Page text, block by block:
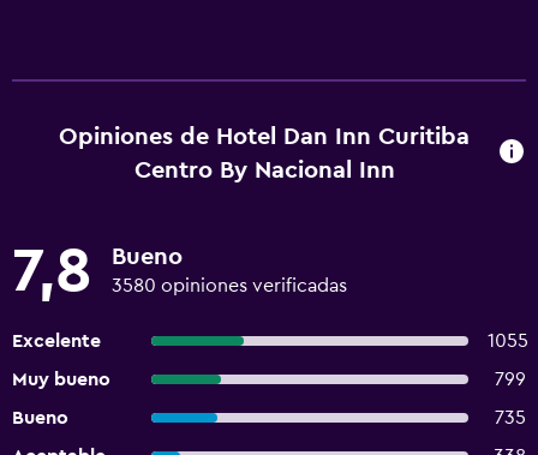
Opiniones de Hotel Dan Inn Curitiba
Centro By Nacional Inn
7,8 Bueno
3580 opiniones verificadas
Excelente
1055
Muy bueno
799
Bueno
735